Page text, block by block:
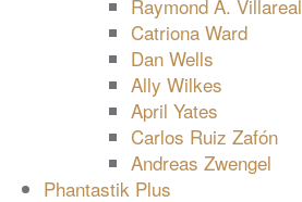
Raymond A. Villareal
Catriona Ward
Dan Wells
Ally Wilkes
April Yates
Carlos Ruiz Zafón
Andreas Zwengel
Phantastik Plus